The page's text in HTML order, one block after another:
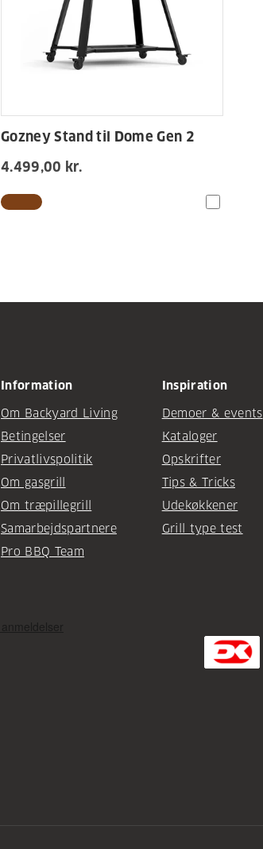
Gozney Stand til Dome Gen 2
4.499,00 kr.
Information
Om Backyard Living
Betingelser
Privatlivspolitik
Om gasgrill
Om træpillegrill
Samarbejdspartnere
Pro BBQ Team
Inspiration
Demoer & events
Kataloger
Opskrifter
Tips & Tricks
Udekøkkener
Grill type test